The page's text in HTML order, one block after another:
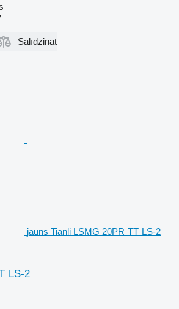
Salīdzināt
jauns Tianli LSMG 20PR TT LS-2
LS-2